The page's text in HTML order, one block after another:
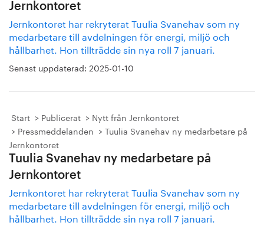
Jernkontoret
Jernkontoret har rekryterat Tuulia Svanehav som ny
medarbetare till avdelningen för energi, miljö och
hållbarhet. Hon tillträdde sin nya roll 7 januari.
Senast uppdaterad: 2025-01-10
Start Publicerat
Nytt från Jernkontoret
Pressmeddelanden
Tuulia Svanehav ny medarbetare på
Jernkontoret
Tuulia Svanehav ny medarbetare på
Jernkontoret
Jernkontoret har rekryterat Tuulia Svanehav som ny
medarbetare till avdelningen för energi, miljö och
hållbarhet. Hon tillträdde sin nya roll 7 januari.